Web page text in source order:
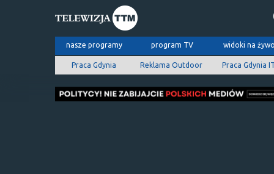
nasze programy program TV widoki na
Praca Gdynia Reklama Outdoor Praca Gdynia